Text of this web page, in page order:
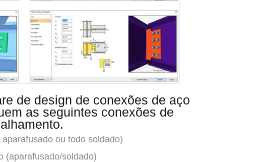
de design de conexões de aço
as seguintes conexões de
ou todo soldado)
(aparafusado/soldado)